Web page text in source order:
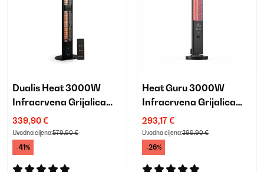
Dualis Heat 3000W
Infracrvena Grijalica
Crna
339,90 €
Uvodna cijena:579,90 €
-41%
Heat Guru 3000W
Infracrvena Grijalica
Crna
293,17 €
Uvodna cijena:399,90 €
-26%